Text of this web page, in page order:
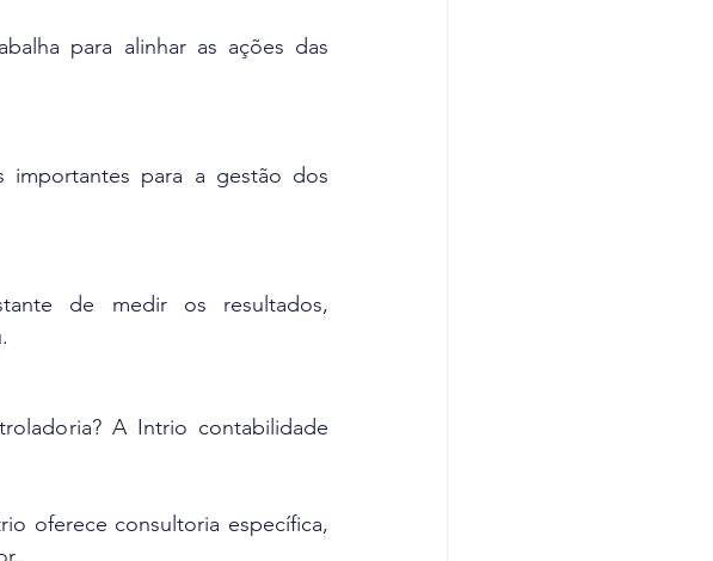
para alinhar as ações das
importantes para a gestão dos
de medir os resultados,
A Intrio contabilidade
oferece consultoria específica,